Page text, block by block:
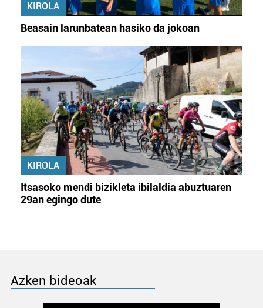
KIROLA
Beasain larunbatean hasiko da jokoan
KIROLA
Itsasoko mendi bizikleta ibilaldia abuztuaren
29an egingo dute
Azken bideoak